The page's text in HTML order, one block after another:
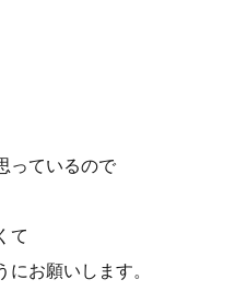
っているので
て
お願いします。